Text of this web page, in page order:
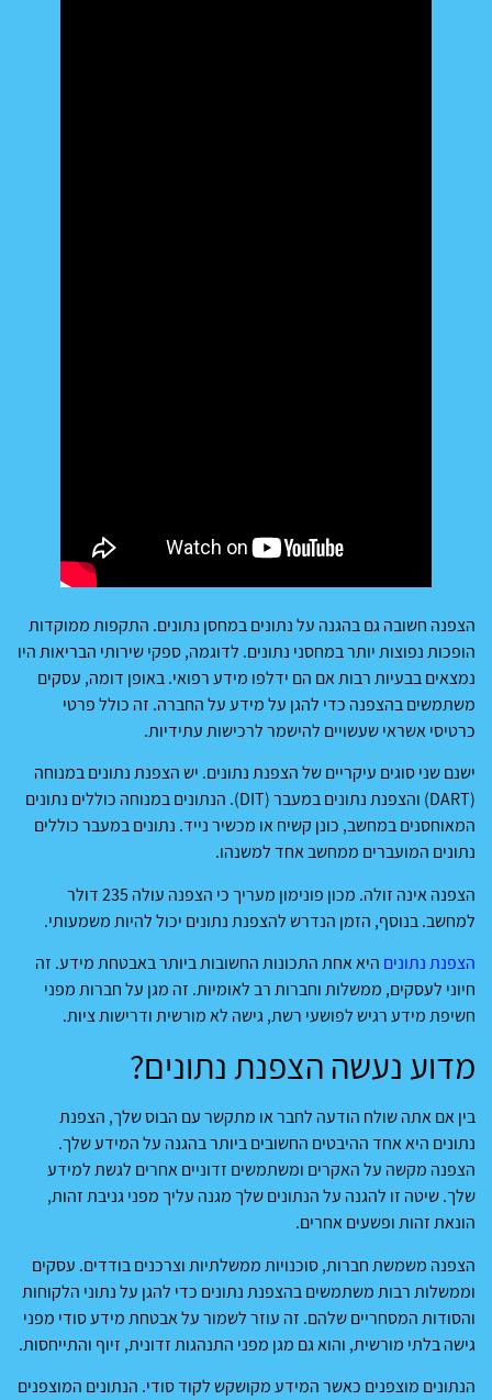
הצפנה חשובה גם בהגנה על נתונים במחסן נתונים. התקפות ממוקדות
הופכות נפוצות יותר במחסני נתונים. לדוגמה, ספקי שירותי הבריאות היו
נמצאים בבעיות רבות אם הם ידלפו מידע רפואי. באופן דומה, עסקים
משתמשים בהצפנה כדי להגן על מידע על החברה. זה כולל פרטי
כרטיסי אשראי שעשויים להישמר לרכישות עתידיות.
ישנם שני סוגים עיקריים של הצפנת נתונים. יש הצפנת נתונים במנוחה
(DART) והצפנת נתונים במעבר (DIT). הנתונים במנוחה כוללים נתונים
המאוחסנים במחשב, כונן קשיח או מכשיר נייד. נתונים במעבר כוללים
נתונים המועברים ממחשב אחד למשנהו.
הצפנה אינה זולה. מכון פונימון מעריך כי הצפנה עולה 235 דולר
למחשב. בנוסף, הזמן הנדרש להצפנת נתונים יכול להיות משמעותי.
הצפנת נתונים היא אחת התכונות החשובות ביותר באבטחת מידע. זה
חיוני לעסקים, ממשלות וחברות רב לאומיות. זה מגן על חברות מפני
חשיפת מידע רגיש לפושעי רשת, גישה לא מורשית ודרישות ציות.
מדוע נעשה הצפנת נתונים?
בין אם אתה שולח הודעה לחבר או מתקשר עם הבוס שלך, הצפנת
נתונים היא אחד ההיבטים החשובים ביותר בהגנה על המידע שלך.
הצפנה מקשה על האקרים ומשתמשים זדוניים אחרים לגשת למידע
שלך. שיטה זו להגנה על הנתונים שלך מגנה עליך מפני גניבת זהות,
הונאת זהות ופשעים אחרים.
הצפנה משמשת חברות, סוכנויות ממשלתיות וצרכנים בודדים. עסקים
וממשלות רבות משתמשים בהצפנת נתונים כדי להגן על נתוני הלקוחות
והסודות המסחריים שלהם. זה עוזר לשמור על אבטחת מידע סודי מפני
גישה בלתי מורשית, והוא גם מגן מפני התנהגות זדונית, זיוף והתייחסות.
הנתונים מוצפנים כאשר המידע מקושקש לקוד סודי. הנתונים המוצפנים